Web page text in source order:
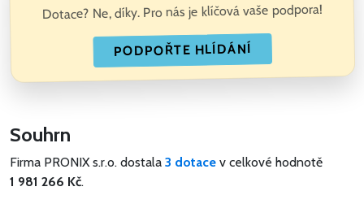
Dotace? Ne, díky. Pro nás je klíčová vaše podpora!
PODPOŘTE HLÍDÁNÍ
Souhrn
Firma PRONIX s.r.o. dostala 3 dotace v celkové hodnotě
1 981 266 Kč.